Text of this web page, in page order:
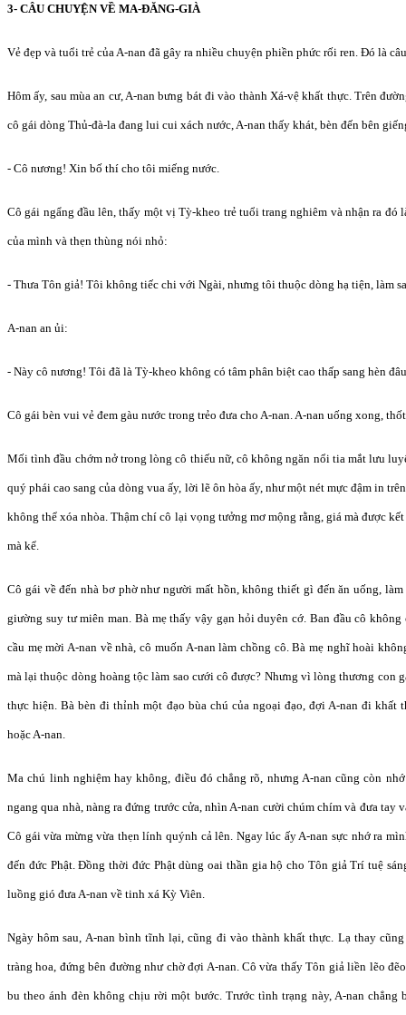
3- CÂU CHUYỆN VỀ MA-ĐĂNG-GIÀ
Vẻ đẹp và tuổi trẻ của A-nan đã gây ra nhiều chuyện phiền phức rối ren. Đó là
Hôm ấy, sau mùa an cư, A-nan bưng bát đi vào thành Xá-vệ khất thực. Trên
cô gái dòng Thủ-đà-la đang lui cui xách nước, A-nan thấy khát, bèn đến bên
- Cô nương! Xin bố thí cho tôi miếng nước.
Cô gái ngẩng đầu lên, thấy một vị Tỳ-kheo trẻ tuổi trang nghiêm và nhận ra đó
của mình và thẹn thùng nói nhỏ:
- Thưa Tôn giả! Tôi không tiếc chi với Ngài, nhưng tôi thuộc dòng hạ tiện, làm
A-nan an ủi:
- Này cô nương! Tôi đã là Tỳ-kheo không có tâm phân biệt cao thấp sang hèn
Cô gái bèn vui vẻ đem gàu nước trong trẻo đưa cho A-nan. A-nan uống xong,
Mối tình đầu chớm nở trong lòng cô thiếu nữ, cô không ngăn nổi tia mắt lưu
quý phái cao sang của dòng vua ấy, lời lẽ ôn hòa ấy, như một nét mực đậm in
không thể xóa nhòa. Thậm chí cô lại vọng tưởng mơ mộng rằng, giá mà được
mà kể.
Cô gái về đến nhà bơ phờ như người mất hồn, không thiết gì đến ăn uống,
giường suy tư miên man. Bà mẹ thấy vậy gạn hỏi duyên cớ. Ban đầu cô
cầu mẹ mời A-nan về nhà, cô muốn A-nan làm chồng cô. Bà mẹ nghĩ hoài
mà lại thuộc dòng hoàng tộc làm sao cưới cô được? Nhưng vì lòng thương con
thực hiện. Bà bèn đi thỉnh một đạo bùa chú của ngoại đạo, đợi A-nan đi khất
hoặc A-nan.
Ma chú linh nghiệm hay không, điều đó chẳng rõ, nhưng A-nan cũng còn
ngang qua nhà, nàng ra đứng trước cửa, nhìn A-nan cười chúm chím và đưa tay
Cô gái vừa mừng vừa thẹn lính quýnh cả lên. Ngay lúc ấy A-nan sực nhớ ra
đến đức Phật. Đồng thời đức Phật dùng oai thần gia hộ cho Tôn giả Trí tuệ
luồng gió đưa A-nan về tinh xá Kỳ Viên.
Ngày hôm sau, A-nan bình tĩnh lại, cũng đi vào thành khất thực. Lạ thay
tràng hoa, đứng bên đường như chờ đợi A-nan. Cô vừa thấy Tôn giả liền lẽo
bu theo ánh đèn không chịu rời một bước. Trước tình trạng này, A-nan